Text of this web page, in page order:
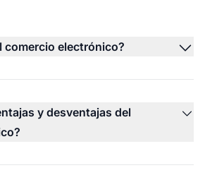
comercio electrónico?
y desventajas del